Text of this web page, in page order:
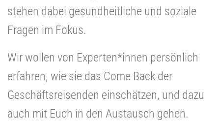
stehen dabei gesundheitliche und soziale
Fragen im Fokus.
Wir wollen von Experten*innen persönlich
erfahren, wie sie das Come Back der
Geschäftsreisenden einschätzen, und dazu
auch mit Euch in den Austausch gehen.